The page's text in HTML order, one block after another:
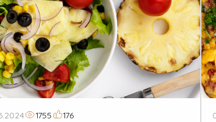
1755 176